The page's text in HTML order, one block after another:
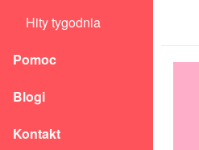
Hity tygodnia
Pomoc
Blogi
Kontakt